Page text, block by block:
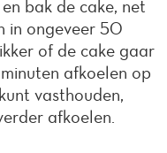
bak de cake, net
in ongeveer 50
of de cake gaar
afkoelen op
vasthouden,
afkoelen.